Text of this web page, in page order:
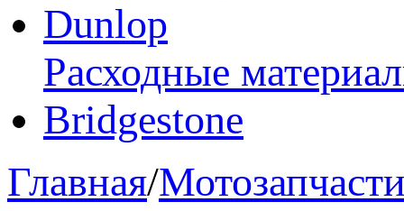
Dunlop
Расходные
Bridgestone
Главная/